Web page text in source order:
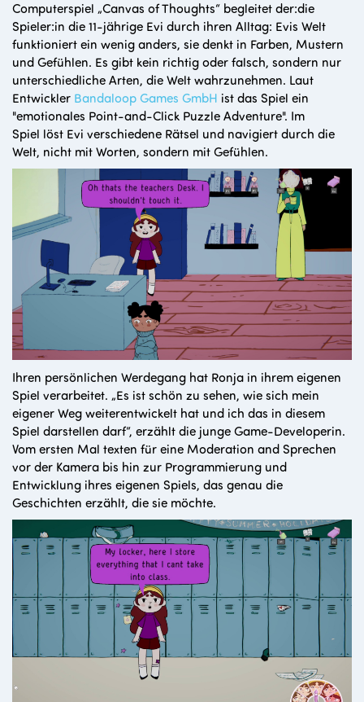
Computerspiel „Canvas of Thoughts“ begleitet der:die
Spieler:in die 11-jährige Evi durch ihren Alltag: Evis Welt
funktioniert ein wenig anders, sie denkt in Farben, Mustern
und Gefühlen. Es gibt kein richtig oder falsch, sondern nur
unterschiedliche Arten, die Welt wahrzunehmen. Laut
Entwickler Bandaloop Games GmbH ist das Spiel ein
"emotionales Point-and-Click Puzzle Adventure". Im
Spiel löst Evi verschiedene Rätsel und navigiert durch die
Welt, nicht mit Worten, sondern mit Gefühlen.
Ihren persönlichen Werdegang hat Ronja in ihrem eigenen
Spiel verarbeitet. „Es ist schön zu sehen, wie sich mein
eigener Weg weiterentwickelt hat und ich das in diesem
Spiel darstellen darf“, erzählt die junge Game-Developerin.
Vom ersten Mal texten für eine Moderation and Sprechen
vor der Kamera bis hin zur Programmierung und
Entwicklung ihres eigenen Spiels, das genau die
Geschichten erzählt, die sie möchte.